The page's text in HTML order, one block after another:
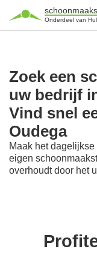
Onderdeel van
Zoek een
uw bedrijf
Vind snel
Oudega
Maak het
eigen
overhoudt door het